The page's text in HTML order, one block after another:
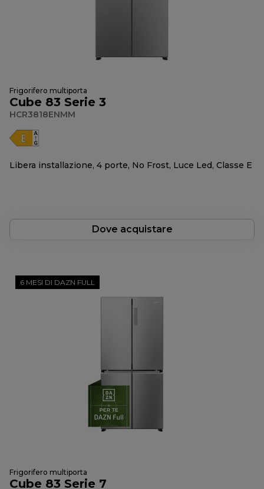
Frigorifero multiporta
Cube 83 Serie 3
HCR3818ENMM
Libera installazione, 4 porte, No Frost, Luce Led, Classe E
Dove acquistare
6 MESI DI DAZN FULL
Frigorifero multiporta
Cube 83 Serie 7